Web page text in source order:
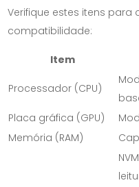
Verifique estes itens
compatibilidade:
Item
Processador (CPU)
Placa gráfica (GPU)
Memória (RAM)